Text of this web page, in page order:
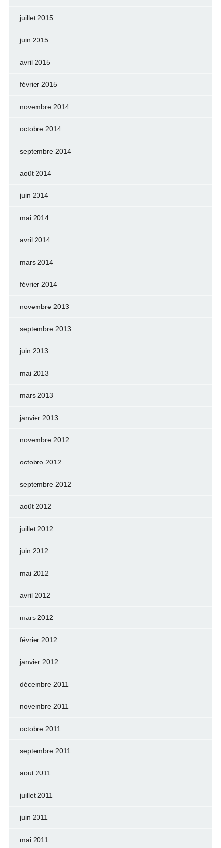
juillet 2015
juin 2015
avril 2015
février 2015
novembre 2014
octobre 2014
septembre 2014
août 2014
juin 2014
mai 2014
avril 2014
mars 2014
février 2014
novembre 2013
septembre 2013
juin 2013
mai 2013
mars 2013
janvier 2013
novembre 2012
octobre 2012
septembre 2012
août 2012
juillet 2012
juin 2012
mai 2012
avril 2012
mars 2012
février 2012
janvier 2012
décembre 2011
novembre 2011
octobre 2011
septembre 2011
août 2011
juillet 2011
juin 2011
mai 2011